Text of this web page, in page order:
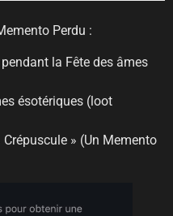
Perdu :
la Fête des âmes
ésotériques (loot
» (Un Memento